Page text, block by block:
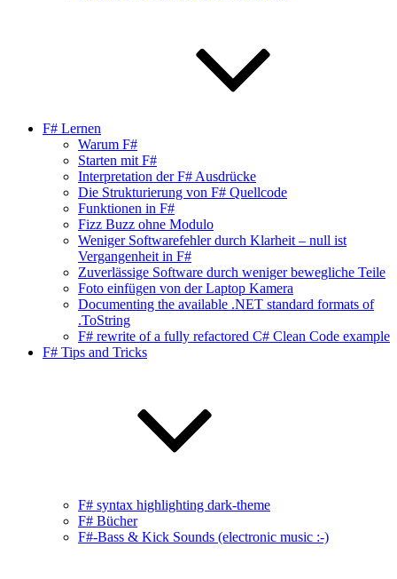
F# Lernen
Warum F#
Starten mit F#
Interpretation der F# Ausdrücke
Die Strukturierung von F# Quellcode
Funktionen in F#
Fizz Buzz ohne Modulo
Weniger Softwarefehler durch Klarheit – null ist
Vergangenheit in F#
Zuverlässige Software durch weniger bewegliche Teile
Foto einfügen von der Laptop Kamera
Documenting the available .NET standard formats of
.ToString
F# rewrite of a fully refactored C# Clean Code example
F# Tips and Tricks
F# syntax highlighting dark-theme
F# Bücher
F#-Bass & Kick Sounds (electronic music :-)